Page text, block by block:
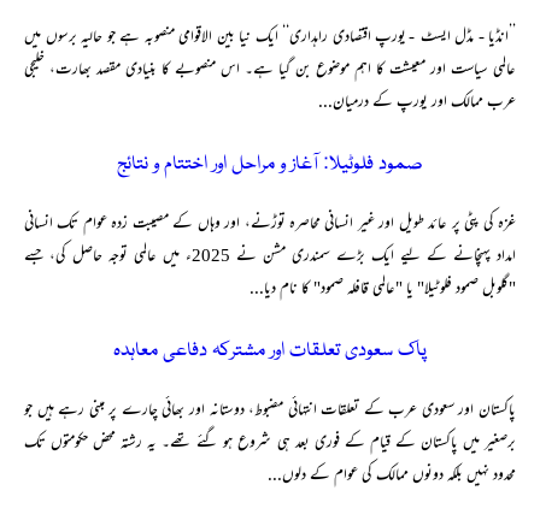
’’انڈیا - مڈل ایسٹ - یورپ اقتصادی راہداری‘‘ ایک نیا بین الاقوامی منصوبہ ہے جو حالیہ برسوں میں
عالمی سیاست اور معیشت کا اہم موضوع بن گیا ہے۔ اس منصوبے کا بنیادی مقصد بھارت، خلیجی
عرب ممالک اور یورپ کے درمیان...
صمود فلوٹیلا: آغاز و مراحل اور اختتام و نتائج
غزہ کی پٹی پر عائد طویل اور غیر انسانی محاصرہ توڑنے، اور وہاں کے مصیبت زدہ عوام تک انسانی
امداد پہنچانے کے لیے ایک بڑے سمندری مشن نے 2025ء میں عالمی توجہ حاصل کی، جسے
"گلوبل صمود فلوٹیلا" یا "عالمی قافلہ صمود" کا نام دیا...
پاک سعودی تعلقات اور مشترکہ دفاعی معاہدہ
پاکستان اور سعودی عرب کے تعلقات انتہائی مضبوط، دوستانہ اور بھائی چارے پر مبنی رہے ہیں جو
برصغیر میں پاکستان کے قیام کے فوری بعد ہی شروع ہو گئے تھے۔ یہ رشتہ محض حکومتوں تک
محدود نہیں بلکہ دونوں ممالک کی عوام کے دلوں...